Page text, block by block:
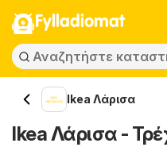
Fylladiomat
Ikea Λάρισα
Ikea Λάρισα -